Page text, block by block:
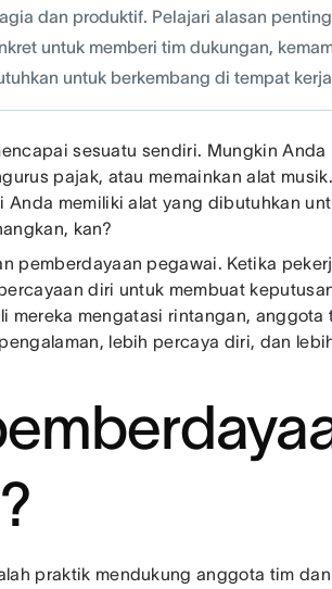
dan produktif. Pelajari alasan
untuk memberi tim dukungan,
untuk berkembang di tempat
sesuatu sendiri. Mungkin Anda
pajak, atau memainkan alat
Anda memiliki alat yang dibutuhkan
kan?
pemberdayaan pegawai. Ketika
diri untuk membuat
mereka mengatasi rintangan, anggota
lebih percaya diri, dan
praktik mendukung anggota tim